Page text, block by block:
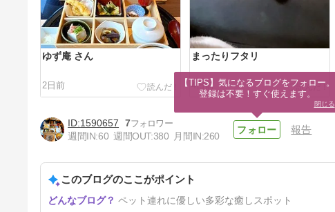
ゆず庵 さん
2日前
まったりフタリ
4日前
ヤマガラのヒナ
1590657
7
週間IN:60 週間OUT:380 月間IN:260
報告
このブログのここがポイント
ペット連れに優しい多彩な癒しスポット
【TIPS】気になるブログをフォロー。
登録は不要！すぐ使えます。
閉じる